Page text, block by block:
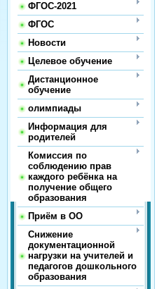
ФГОС-2021
ФГОС
Новости
Целевое обучение
Дистанционное
обучение
олимпиады
Информация для
родителей
Комиссия по
соблюдению прав
каждого ребёнка на
получение общего
образования
Приём в ОО
Снижение
документационной
нагрузки на учителей и
педагогов дошкольного
образования